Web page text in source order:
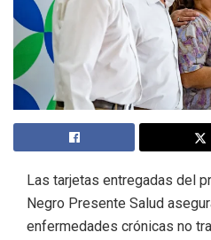
Las tarjetas entregadas del
Negro Presente Salud
enfermedades crónicas no